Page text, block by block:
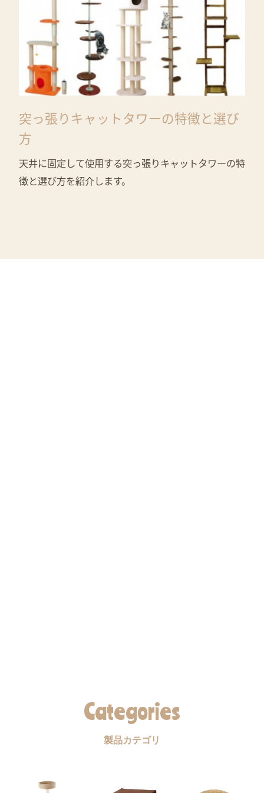
突っ張りキャットタワーの特徴と選び
方
天井に固定して使用する突っ張りキャットタワーの特
徴と選び方を紹介します。
Categories
製品カテゴリ